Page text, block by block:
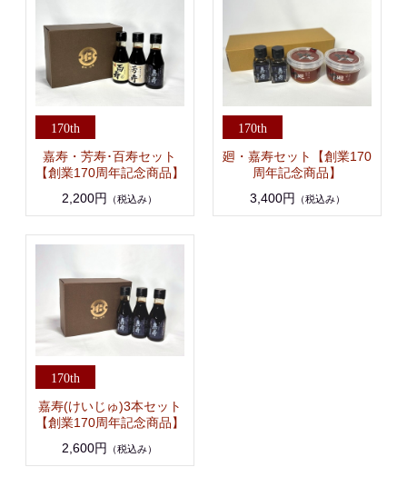
嘉寿・芳寿･百寿セット
【創業170周年記念商品】
2,200円
（税込み）
廻・嘉寿セット【創業170
周年記念商品】
3,400円
（税込み）
嘉寿(けいじゅ)3本セット
【創業170周年記念商品】
2,600円
（税込み）